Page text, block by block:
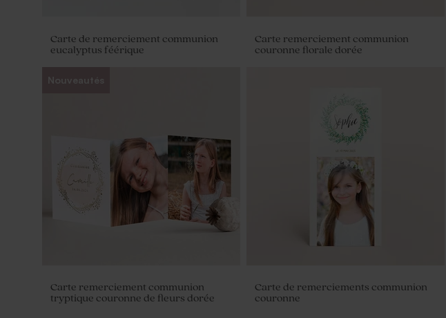
Diffuseur de parfum communion en
verre
Flacon communion en verre strié
Carte de remerciement communion
eucalyptus féérique
Carte remerciement communion
couronne florale dorée
Nouveautés
Carte remerciement communion
tryptique couronne de fleurs dorée
Carte de remerciements communion
couronne